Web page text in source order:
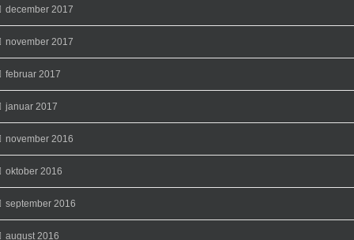
december 2017
november 2017
februar 2017
januar 2017
november 2016
oktober 2016
september 2016
august 2016